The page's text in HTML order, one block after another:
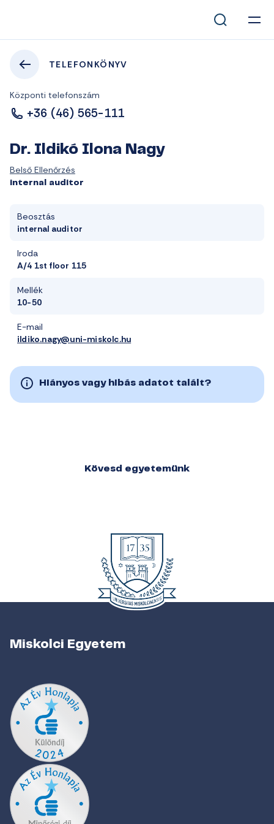
TELEFONKÖNYV
Központi telefonszám
+36 (46) 565-111
Dr. Ildikó Ilona Nagy
Belső Ellenőrzés
internal auditor
Beosztás
internal auditor
Iroda
A/4 1st floor 115
Mellék
10-50
E-mail
ildiko.nagy@uni-miskolc.hu
Hiányos vagy hibás adatot talált?
Kövesd egyetemünk
Miskolci Egyetem